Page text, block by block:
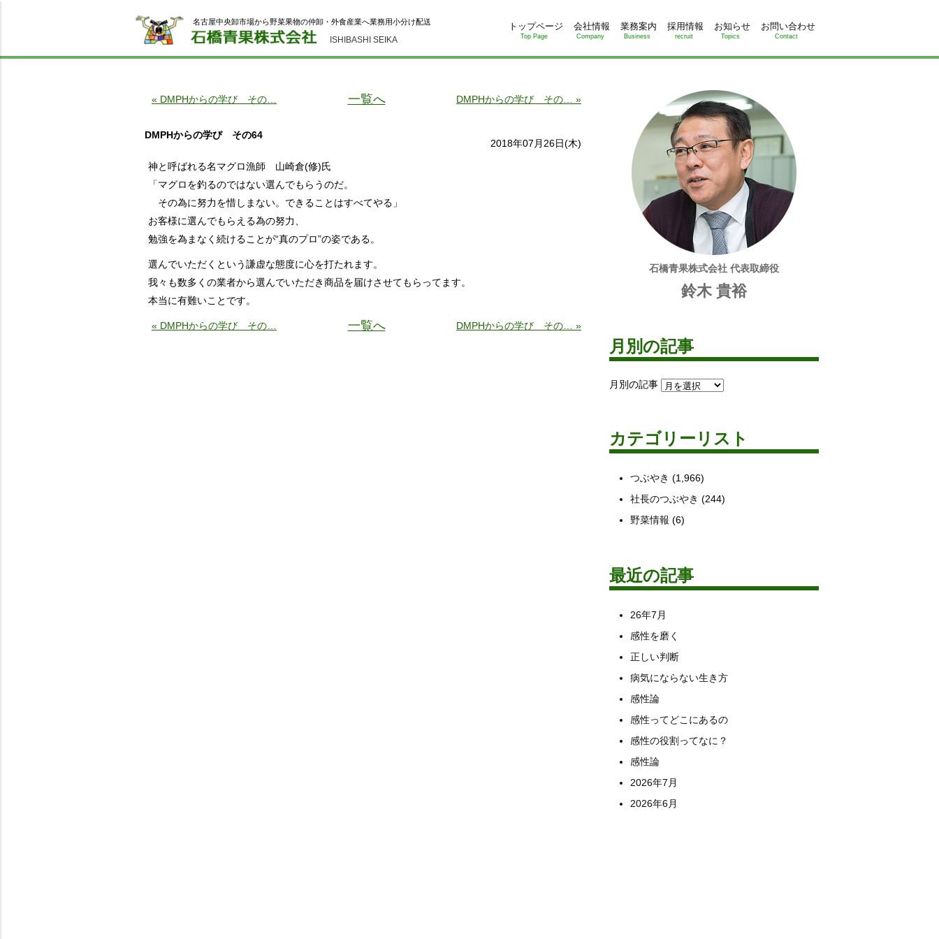
ISHIBASHI SEIKA
名古屋中央卸市場から野菜果物の仲卸・外食産業へ業務用小分け配送 トップページ
Top Page
会社情報
Company
業務案内
Business
採用情報
recruit
お知らせ
Topics
お問い合わせ
Contact
« DMPHからの学び その… 一覧へ DMPHからの学び その… »
DMPHからの学び その64
2018年07月26日(木)
神と呼ばれる名マグロ漁師 山崎倉(修)氏
「マグロを釣るのではない選んでもらうのだ。
その為に努力を惜しまない。できることはすべてやる」
お客様に選んでもらえる為の努力、
勉強を為まなく続けることが“真のプロ”の姿である。
選んでいただくという謙虚な態度に心を打たれます。
我々も数多くの業者から選んでいただき商品を届けさせてもらってます。
本当に有難いことです。
« DMPHからの学び その… 一覧へ DMPHからの学び その… »
石橋青果株式会社 代表取締役
鈴木 貴裕
月別の記事
月別の記事
カテゴリーリスト
つぶやき (1,966)
社長のつぶやき (244)
野菜情報 (6)
最近の記事
26年7月
感性を磨く
正しい判断
病気にならない生き方
感性論
感性ってどこにあるの
感性の役割ってなに？
感性論
2026年7月
2026年6月